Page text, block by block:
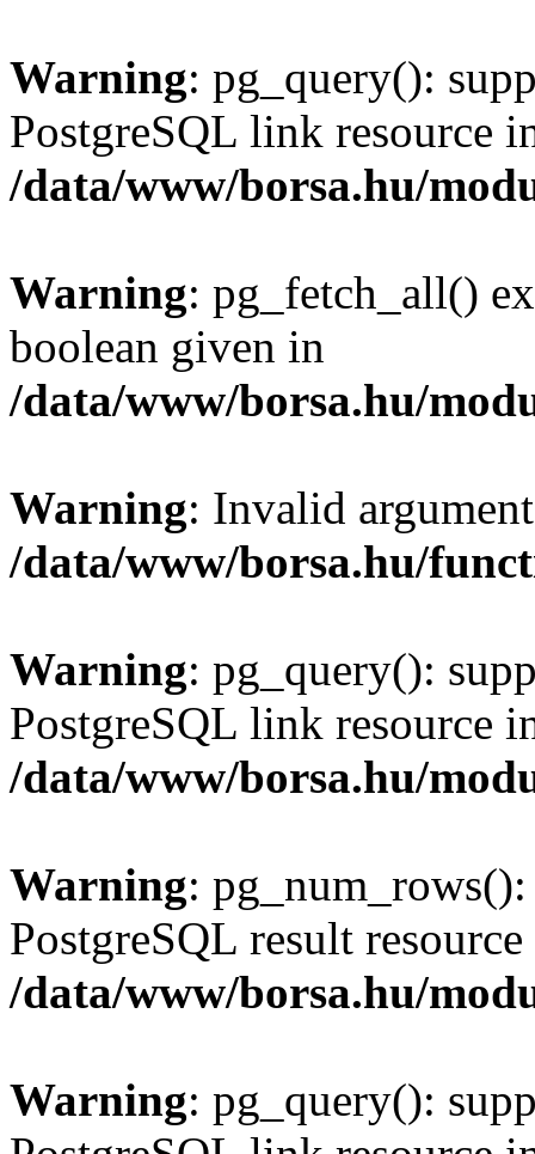
Warning: pg_query():
PostgreSQL link resource
/data/www/borsa.hu/
Warning: pg_fetch_all()
boolean given in
/data/www/borsa.hu/
Warning: Invalid
/data/www/borsa.hu/
Warning: pg_query():
PostgreSQL link resource
/data/www/borsa.hu/
Warning:
PostgreSQL result
/data/www/borsa.hu/
Warning: pg_query():